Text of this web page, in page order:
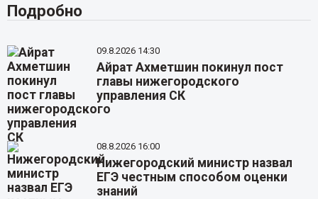
Подробно
09.8.2026 14:30
Айрат Ахметшин покинул пост
главы нижегородского
управления СК
08.8.2026 16:00
Нижегородский министр назвал
ЕГЭ честным способом оценки
знаний